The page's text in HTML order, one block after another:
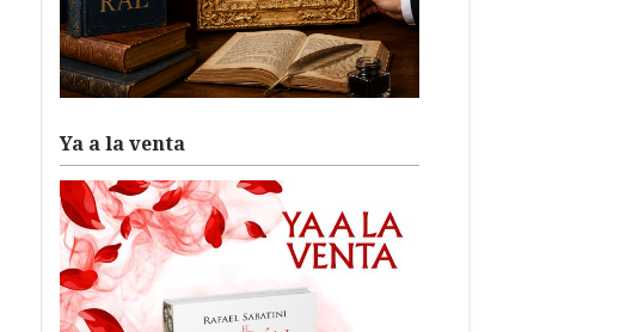
Ya a la venta